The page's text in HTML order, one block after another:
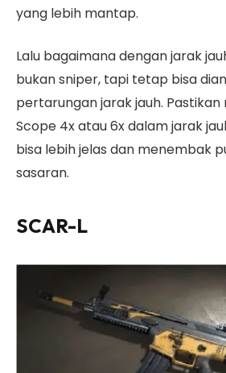
yang lebih mantap.
Lalu bagaimana dengan jarak
bukan sniper, tapi tetap bisa
pertarungan jarak jauh.
Scope 4x atau 6x dalam jarak
bisa lebih jelas dan menembak
sasaran.
SCAR-L